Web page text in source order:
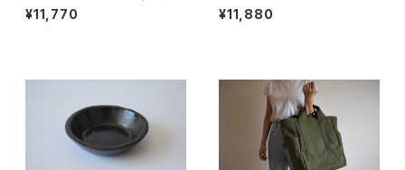
ール/グレー)
¥11,770
G (モカ/ベージュ)
¥11,880